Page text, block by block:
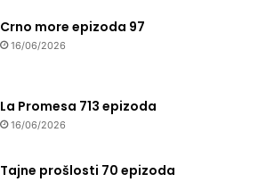
Crno more epizoda 97
16/06/2026
La Promesa 713 epizoda
16/06/2026
Tajne prošlosti 70 epizoda